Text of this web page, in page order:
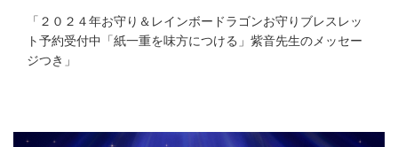
「 ２０２４年お守り＆レインボードラゴンお守りブレスレッ
ト予約受付中「紙一重を味方につける」紫音先生のメッセー
ジつき 」